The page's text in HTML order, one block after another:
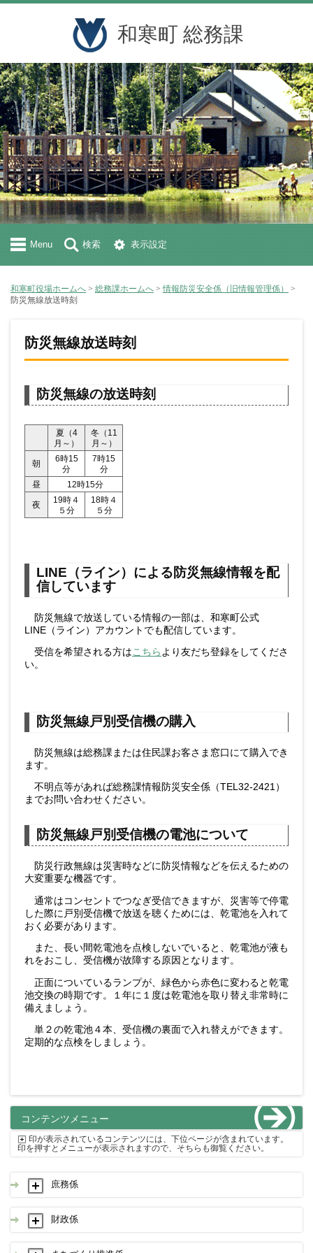
和寒町 総務課
Menu 検索 表示設定
和寒町役場ホームへ > 総務課ホームへ >情報防災安全係（旧情報管理係）
>
防災無線放送時刻
防災無線放送時刻
防災無線の放送時刻
夏（4
月～）
冬（11
月～）
朝
6時15
分
7時15
分
昼
12時15分
夜
19時４
５分
18時４
５分
LINE（ライン）による防災無線情報を配
信しています
防災無線で放送している情報の一部は、和寒町公式
LINE（ライン）アカウントでも配信しています。
受信を希望される方はこちら より友だち登録をしてくださ
い。
防災無線戸別受信機の購入
防災無線は総務課または住民課お客さま窓口にて購入でき
ます。
不明点等があれば総務課情報防災安全係（TEL32-2421）
までお問い合わせください。
防災無線戸別受信機の電池について
防災行政無線は災害時などに防災情報などを伝えるための
大変重要な機器です。
通常はコンセントでつなぎ受信できますが、災害等で停電
した際に戸別受信機で放送を聴くためには、乾電池を入れて
おく必要があります。
また、長い間乾電池を点検しないでいると、乾電池が液も
れをおこし、受信機が故障する原因となります。
正面についているランプが、緑色から赤色に変わると乾電
池交換の時期です。１年に１度は乾電池を取り替え非常時に
備えましょう。
単２の乾電池４本、受信機の裏面で入れ替えができます。
定期的な点検をしましょう。
コンテンツメニュー
印が表示されているコンテンツには、下位ページが含まれています。
印を押すとメニューが表示されますので、そちらも御覧ください。
庶務係
財政係